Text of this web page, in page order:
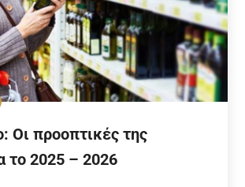
Οι προοπτικές της
το 2025 – 2026